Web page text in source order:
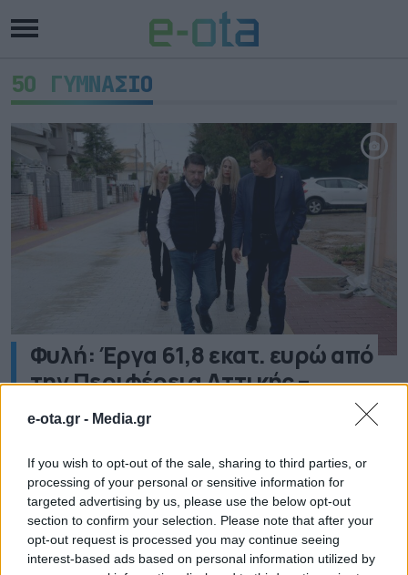
e-ota.gr - Media.gr
If you wish to opt-out of the sale, sharing to third parties, or
processing of your personal or sensitive information for
targeted advertising by us, please use the below opt-out
section to confirm your selection. Please note that after your
opt-out request is processed you may continue seeing
interest-based ads based on personal information utilized by
5Ο ΓΥΜΝΑΣΙΟ
Φυλή: Έργα 61,8 εκατ. ευρώ από
την Περιφέρεια Αττικής –
Αντιπλημμυρική θωράκιση,
σχολεία και πράσινη ενέργεια
Στον Δήμος Φυλής βρέθηκε ο Νίκος Χαρδαλιάς, στο
πλαίσιο των περιοδειών του και στους 66 δήμους
της Αττικής, πραγματοποιώντας σύσκεψη εργασίας
με τον δήμαρχο Χρήστος Παππούς, με αντικείμενο
την πρόοδο μεγάλων παρεμβάσεων συνολικού
31.01.2026 - 08.20